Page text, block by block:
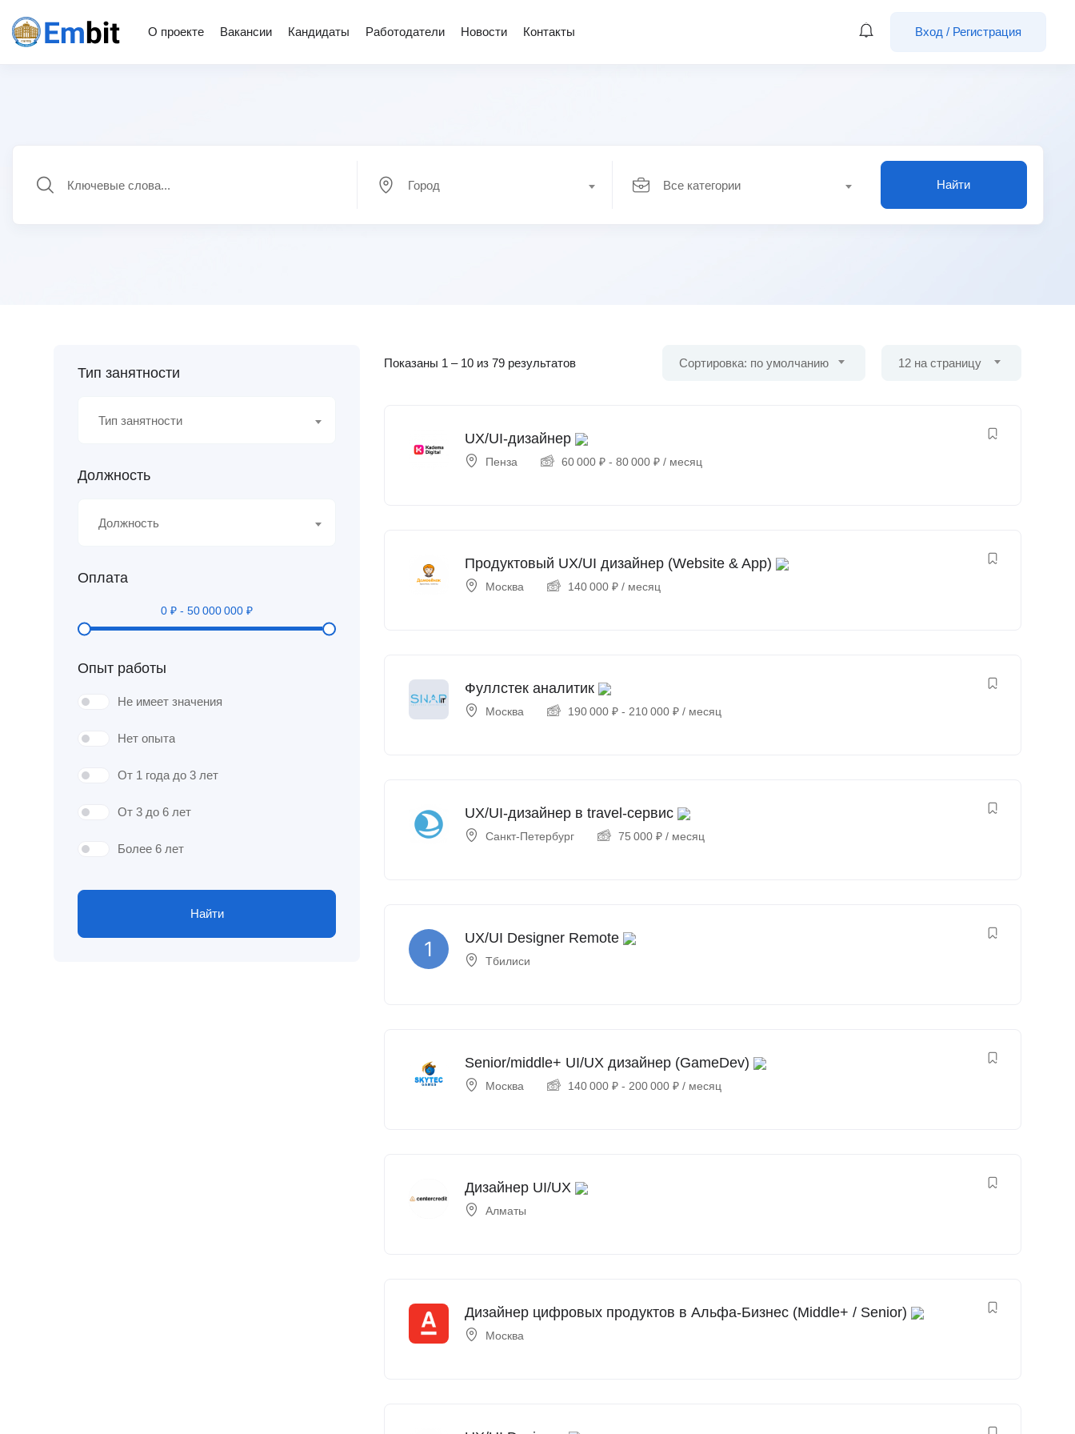
О проекте Вакансии Кандидаты Работодатели Новости Контакты Вход / Регистрация
Город Все категории Найти
Тип занятности
Тип занятности
Должность
Должность
Оплата
0 ₽ - 50 000 000 ₽
Опыт работы
Не имеет значения
Нет опыта
От 1 года до 3 лет
От 3 до 6 лет
Более 6 лет
Найти
Показаны 1 – 10 из 79 результатов Сортировка: по умолчанию 12 на страницу
UX/UI-дизайнер
Пенза 60 000 ₽ -80 000 ₽ / месяц
Продуктовый UX/UI дизайнер (Website & App)
Москва 140 000 ₽ / месяц
Фуллстек аналитик
Москва 190 000 ₽ - 210 000 ₽ / месяц
UX/UI-дизайнер в travel-сервис
Санкт-Петербург 75 000 ₽ / месяц
UX/UI Designer Remote
Тбилиси
Senior/middle+ UI/UX дизайнер (GameDev)
Москва 140 000 ₽ - 200 000 ₽ / месяц
Дизайнер UI/UX
Алматы
Дизайнер цифровых продуктов в Альфа-Бизнес (Middle+ / Senior)
Москва